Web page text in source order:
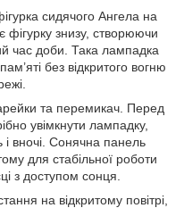
сидячого Ангела на
фігурку знизу, створюючи
час доби. Така лампадка
без відкритого вогню
та перемикач. Перед
увімкнути лампадку,
і вночі. Сонячна панель
для стабільної роботи
з доступом сонця.
на відкритому повітрі,